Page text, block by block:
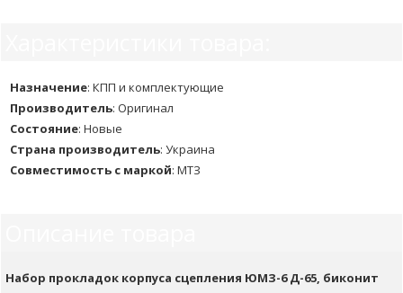
Назначение: КПП и комплектующие
Производитель: Оригинал
Состояние: Новые
Страна производитель: Украина
Совместимость с маркой: МТЗ
Набор прокладок корпуса сцепления ЮМЗ-6 Д-65, биконит